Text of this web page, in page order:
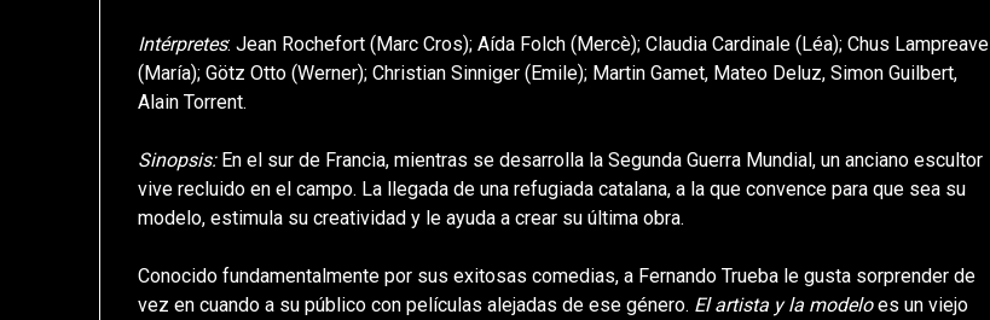
Intérpretes: Jean Rochefort (Marc Cros); Aída Folch (Mercè); Claudia Cardinale (Léa); Chus Lampreave
(María); Götz Otto (Werner); Christian Sinniger (Emile); Martin Gamet, Mateo Deluz, Simon Guilbert,
Alain Torrent.
Sinopsis: En el sur de Francia, mientras se desarrolla la Segunda Guerra Mundial, un anciano escultor
vive recluido en el campo. La llegada de una refugiada catalana, a la que convence para que sea su
modelo, estimula su creatividad y le ayuda a crear su última obra.
Conocido fundamentalmente por sus exitosas comedias, a Fernando Trueba le gusta sorprender de
vez en cuando a su público con películas alejadas de ese género. El artista y la modeloes un viejo